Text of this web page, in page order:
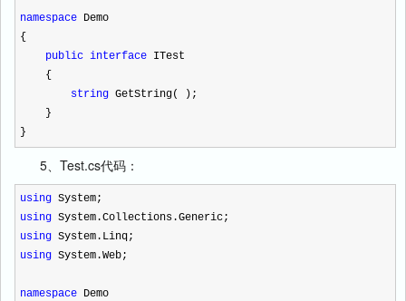
namespace Demo
{
public interface ITest
{
string GetString( );
}
}
5、Test.cs代码：
using System;
using System.Collections.Generic;
using System.Linq;
using System.Web;
namespace Demo